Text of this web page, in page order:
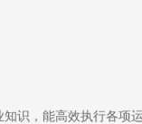
识，能高效执行各项